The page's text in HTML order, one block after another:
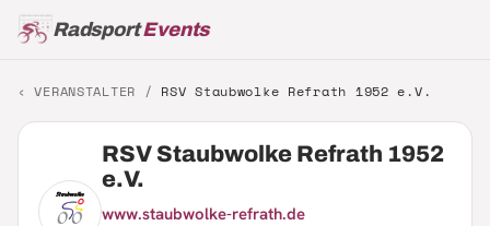
RadsportEvents
‹ VERANSTALTER / RSV Staubwolke Refrath 1952 e.V.
RSV Staubwolke Refrath 1952
e.V.
www.staubwolke-refrath.de